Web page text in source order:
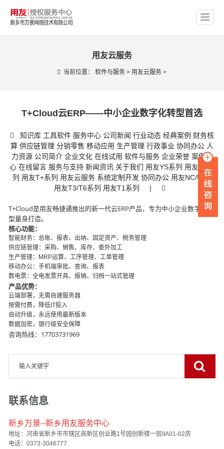
用友云服务
当前位置：软件与服务 >用友云服务 >
T+Cloud云ERP——中小企业数字化转型首选
知识库 工具软件 服务中心 公司新闻 行业动态 经典案例 财务核
算 供应链管理 分销零售 移动应用 生产管理 行政事业 协同办公 人
力资源 公司简介 企业文化 在线试用 软件与服务 企业荣誉 案例中
心 在线留言 服务与支持 新闻资讯 关于我们 用友YS系列 用友U8系
列 用友T+系列 用友云服务 系统定制开发 协同办公 用友NC/U9C
用友T3/T6系列 用友T1系列 |
T+Cloud是用友畅捷通推出的新一代云ERP产品，专为中小企业数字化转
型量身打造。
核心功能：
智能财务：总账、报表、出纳、固定资产、税务管理
供应链管理：采购、销售、库存、委外加工
生产管理：MRP运算、工序管理、工单管理
移动办公：手机端审批、查询、报表
数电票：全电发票开具、报销、归档一站式管理
产品优势：
云端部署，无需自建服务器
按需付费，降低IT投入
自动升级，永远使用最新版本
数据加密，银行级安全保障
咨询热线：17703731969
联系信息
新乡万景--新乡用友服务中心
地址：河南省新乡市市辖区高新区创业路1号园创新楼一层IIA01-02房
电话：0373-3046777